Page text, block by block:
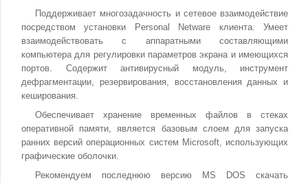
Поддерживает многозадачность и сетевое взаимодействие
посредством установки Personal Netware клиента. Умеет
взаимодействовать с аппаратными составляющими
компьютера для регулировки параметров экрана и имеющихся
портов. Содержит антивирусный модуль, инструмент
дефрагментации, резервирования, восстановления данных и
кеширования.
Обеспечивает хранение временных файлов в стеках
оперативной памяти, является базовым слоем для запуска
ранних версий операционных систем Microsoft, использующих
графические оболочки.
Рекомендуем последнюю версию MS DOS скачать